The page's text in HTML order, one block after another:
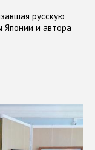
русскую
и автора